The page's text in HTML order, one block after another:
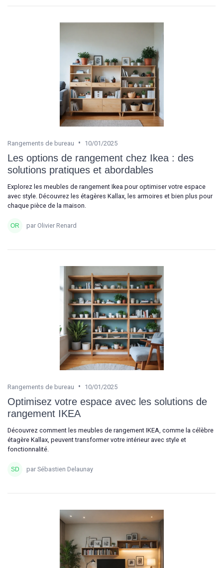
Rangements de bureau • 10/01/2025
Les options de rangement chez Ikea : des
solutions pratiques et abordables
Explorez les meubles de rangement Ikea pour optimiser votre espace
avec style. Découvrez les étagères Kallax, les armoires et bien plus pour
chaque pièce de la maison.
par Olivier Renard
Rangements de bureau • 10/01/2025
Optimisez votre espace avec les solutions de
rangement IKEA
Découvrez comment les meubles de rangement IKEA, comme la célèbre
étagère Kallax, peuvent transformer votre intérieur avec style et
fonctionnalité.
par Sébastien Delaunay